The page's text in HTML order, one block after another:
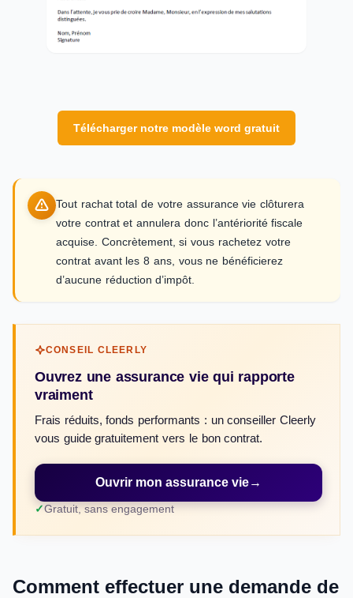
Télécharger notre modèle word gratuit
Tout rachat total de votre assurance vie clôturera
votre contrat et annulera donc l’antériorité fiscale
acquise. Concrètement, si vous rachetez votre
contrat avant les 8 ans, vous ne bénéficierez
d’aucune réduction d’impôt.
CONSEIL CLEERLY
Ouvrez une assurance vie qui rapporte
vraiment
Frais réduits, fonds performants : un conseiller Cleerly
vous guide gratuitement vers le bon contrat.
Ouvrir mon assurance vie→
Gratuit, sans engagement
Comment effectuer une demande de